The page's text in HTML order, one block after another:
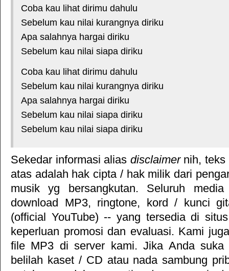
Coba kau lihat dirimu dahulu
Sebelum kau nilai kurangnya diriku
Apa salahnya hargai diriku
Sebelum kau nilai siapa diriku
Coba kau lihat dirimu dahulu
Sebelum kau nilai kurangnya diriku
Apa salahnya hargai diriku
Sebelum kau nilai siapa diriku
Sebelum kau nilai siapa diriku
Sekedar informasi alias disclaimernih, teks
atas adalah hak cipta / hak milik dari
musik yg bersangkutan. Seluruh
download MP3, ringtone, kord / kunci
(official YouTube) -- yang tersedia di
keperluan promosi dan evaluasi. Kami
file MP3 di server kami. Jika Anda
belilah kaset / CD atau nada sambung